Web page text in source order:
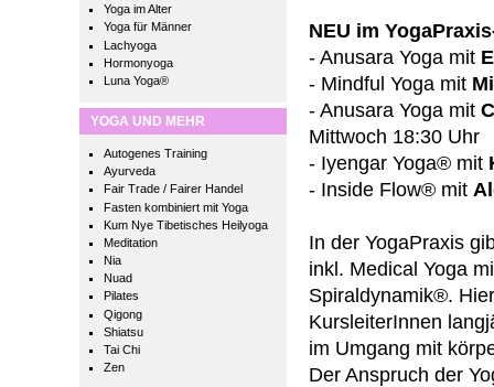
Yoga im Alter
Yoga für Männer
Lachyoga
Hormonyoga
Luna Yoga®
YOGA UND MEHR
Autogenes Training
Ayurveda
Fair Trade / Fairer Handel
Fasten kombiniert mit Yoga
Kum Nye Tibetisches Heilyoga
Meditation
Nia
Nuad
Pilates
Qigong
Shiatsu
Tai Chi
Zen
NEU im
- Anusara Yoga mit
- Mindful Yoga mit
- Anusara Yoga mit
Mittwoch 18:30 Uhr
- Iyengar Yoga® mit
- Inside Flow® mit
In der YogaPraxis
inkl. Medical Yoga
Spiraldynamik®.
KursleiterInnen
im Umgang mit
Der Anspruch der